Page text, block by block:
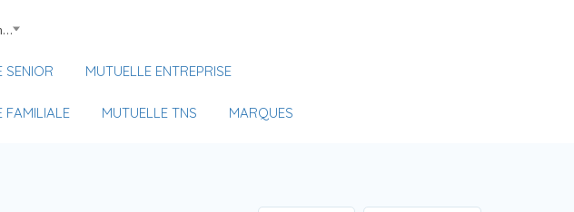
Ville, département, région
SENIOR MUTUELLE ENTREPRISE
FAMILIALE MUTUELLE TNS MARQUES